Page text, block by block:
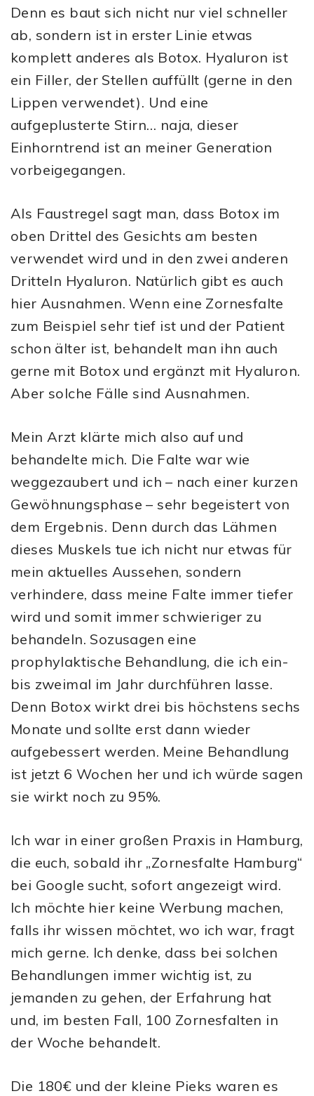
Denn es baut sich nicht nur viel schneller
ab, sondern ist in erster Linie etwas
komplett anderes als Botox. Hyaluron ist
ein Filler, der Stellen auffüllt (gerne in den
Lippen verwendet). Und eine
aufgeplusterte Stirn… naja, dieser
Einhorntrend ist an meiner Generation
vorbeigegangen.
Als Faustregel sagt man, dass Botox im
oben Drittel des Gesichts am besten
verwendet wird und in den zwei anderen
Dritteln Hyaluron. Natürlich gibt es auch
hier Ausnahmen. Wenn eine Zornesfalte
zum Beispiel sehr tief ist und der Patient
schon älter ist, behandelt man ihn auch
gerne mit Botox und ergänzt mit Hyaluron.
Aber solche Fälle sind Ausnahmen.
Mein Arzt klärte mich also auf und
behandelte mich. Die Falte war wie
weggezaubert und ich – nach einer kurzen
Gewöhnungsphase – sehr begeistert von
dem Ergebnis. Denn durch das Lähmen
dieses Muskels tue ich nicht nur etwas für
mein aktuelles Aussehen, sondern
verhindere, dass meine Falte immer tiefer
wird und somit immer schwieriger zu
behandeln. Sozusagen eine
prophylaktische Behandlung, die ich ein-
bis zweimal im Jahr durchführen lasse.
Denn Botox wirkt drei bis höchstens sechs
Monate und sollte erst dann wieder
aufgebessert werden. Meine Behandlung
ist jetzt 6 Wochen her und ich würde sagen
sie wirkt noch zu 95%.
Ich war in einer großen Praxis in Hamburg,
die euch, sobald ihr „Zornesfalte Hamburg“
bei Google sucht, sofort angezeigt wird.
Ich möchte hier keine Werbung machen,
falls ihr wissen möchtet, wo ich war, fragt
mich gerne. Ich denke, dass bei solchen
Behandlungen immer wichtig ist, zu
jemanden zu gehen, der Erfahrung hat
und, im besten Fall, 100 Zornesfalten in
der Woche behandelt.
Die 180€ und der kleine Pieks waren es